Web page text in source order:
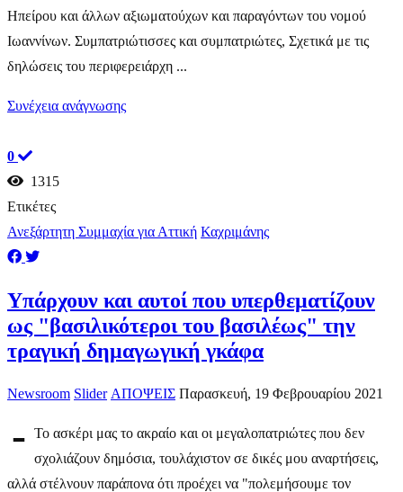
Ηπείρου και άλλων αξιωματούχων και παραγόντων του νομού
Ιωαννίνων. Συμπατριώτισσες και συμπατριώτες, Σχετικά με τις
δηλώσεις του περιφερειάρχη ...
Συνέχεια ανάγνωσης
0
1315
Ετικέτες
Ανεξάρτητη Συμμαχία για Αττική Καχριμάνης
Υπάρχουν και αυτοί που υπερθεματίζουν
ως "βασιλικότεροι του βασιλέως" την
τραγική δημαγωγική γκάφα
Newsroom Slider ΑΠΟΨΕΙΣ Παρασκευή, 19 Φεβρουαρίου 2021
-
Το ασκέρι μας το ακραίο και οι μεγαλοπατριώτες που δεν
σχολιάζουν δημόσια, τουλάχιστον σε δικές μου αναρτήσεις,
αλλά στέλνουν παράπονα ότι προέχει να "πολεμήσουμε τον